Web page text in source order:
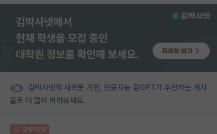
김박사넷의 새로운 거인, 인공지능 김GPT가 추천하는 게시
물로 더 멀리 바라보세요.
명예의전당